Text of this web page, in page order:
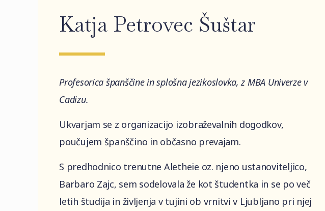
Katja Petrovec Šuštar
Profesorica španščine in splošna jezikoslovka, z MBA Univerze v
Cadizu.
Ukvarjam se z organizacijo izobraževalnih dogodkov,
poučujem španščino in občasno prevajam.
S predhodnico trenutne Aletheie oz. njeno ustanoviteljico,
Barbaro Zajc, sem sodelovala že kot študentka in se po več
letih študija in življenja v tujini ob vrnitvi v Ljubljano pri njej